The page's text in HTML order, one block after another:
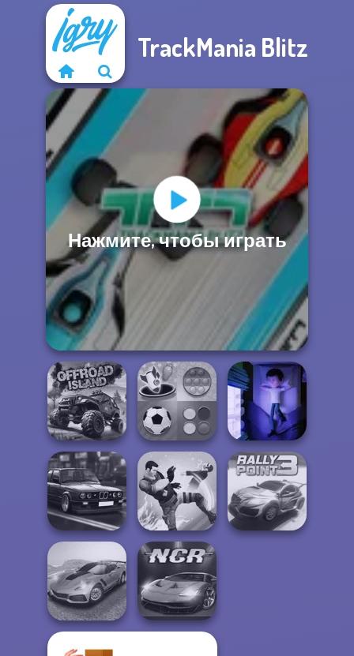
TrackMania Blitz
Нажмите, чтобы играть
Offroad Island
Mind Games for
2-3-4 Player
Cursed Dreams
Highway Cars
Traffic Racer
Gang Brawlers